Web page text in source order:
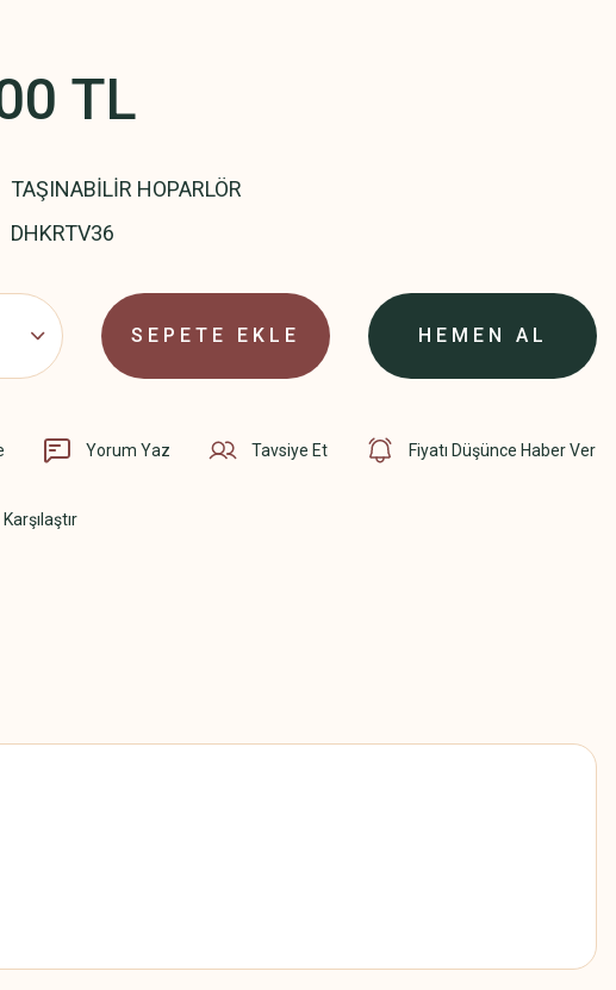
TL
TAŞINABİLİR HOPARLÖR
DHKRTV36
SEPETE EKLE HEMEN AL
Yorum Yaz Tavsiye Et Fiyatı Düşünce Haber Ver
Karşılaştır